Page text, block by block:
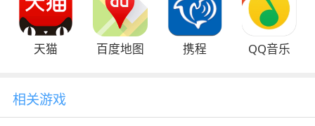
天猫 百度地图 携程 QQ音乐
相关游戏